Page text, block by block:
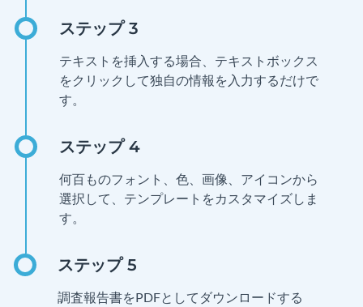
テキストを挿入する場合、テキストボックス
をクリックして独自の情報を入力するだけで
す。
何百ものフォント、色、画像、アイコンから
選択して、テンプレートをカスタマイズしま
す。
調査報告書をPDFとしてダウンロードする